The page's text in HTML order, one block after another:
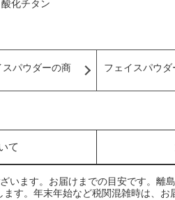
化チタン
パウダーの商
フェイスパウダ
て
います。お届けまでの目安です。離
す。年末年始など税関混雑時は、お